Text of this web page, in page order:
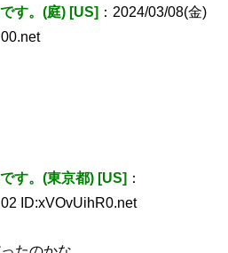
す。(庭) [US] ：2024/03/08(金)
す。(東京都) [US] ：
ID:xVOvUihR0.net